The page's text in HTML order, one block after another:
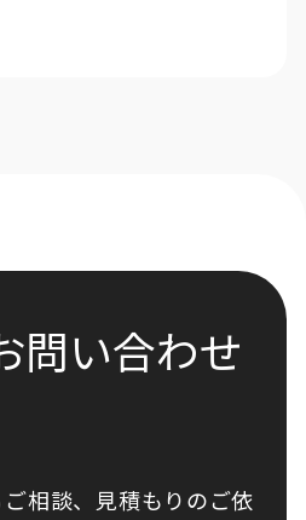
問い合わせ
相談、見積もりのご依